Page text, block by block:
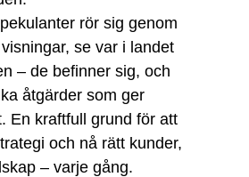
rör sig genom
se var i landet
– de befinner sig, och
åtgärder som ger
En kraftfull grund för att
och nå rätt kunder,
– varje gång.